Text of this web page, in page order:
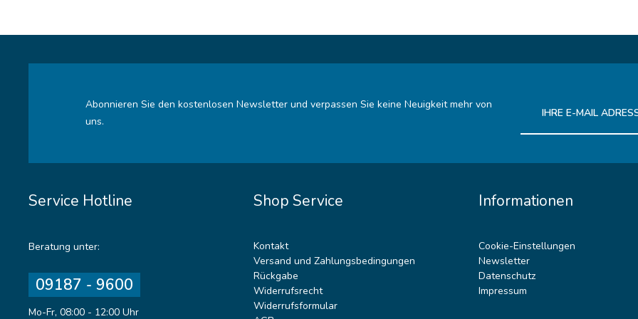
Abonnieren Sie den kostenlosen Newsletter und verpassen Sie keine Neuigkeit mehr von
uns.
Service Hotline
Beratung unter:
09187 - 9600
Mo-Fr, 08:00 - 12:00 Uhr
Shop Service
Kontakt
Versand und Zahlungsbedingungen
Rückgabe
Widerrufsrecht
Widerrufsformular
Informationen
Cookie-Einstellungen
Newsletter
Datenschutz
Impressum